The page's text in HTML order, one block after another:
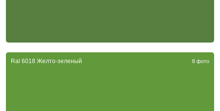
Ral 6018 Желто-зеленый 8 фото